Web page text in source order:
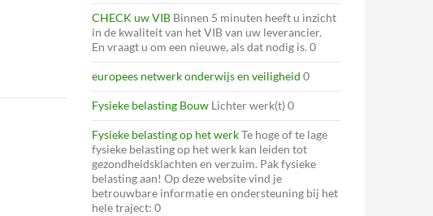
CHECK uw VIB Binnen 5 minuten heeft u inzicht
in de kwaliteit van het VIB van uw leverancier.
En vraagt u om een nieuwe, als dat nodig is. 0
europees netwerk onderwijs en veiligheid 0
Fysieke belasting Bouw Lichter werk(t) 0
Fysieke belasting op het werkTe hoge of te lage
fysieke belasting op het werk kan leiden tot
gezondheidsklachten en verzuim. Pak fysieke
belasting aan! Op deze website vind je
betrouwbare informatie en ondersteuning bij het
hele traject: 0